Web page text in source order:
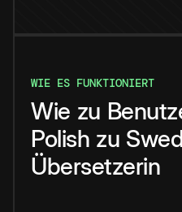
WIE ES FUNKTIONIERT
Wie zu
Polish zu
Übersetzerin